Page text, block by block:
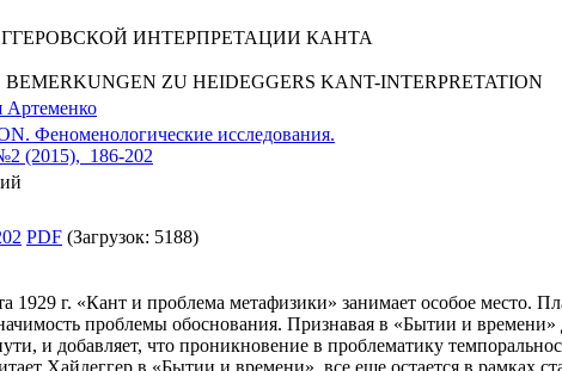
ИНТЕРПРЕТАЦИИ КАНТА
BEMERKUNGEN ZU HEIDEGGERS KANT-INTERPRETATION
Артеменко
Феноменологические исследования.
(2015), 186-202
PDF (Загрузок: 5188)
1929 г. «Кант и проблема метафизики» занимает особое место.
проблемы обоснования. Признавая в «Бытии и
и добавляет, что проникновение в проблематику
Хайдеггер в «Бытии и времени», все еще остается в